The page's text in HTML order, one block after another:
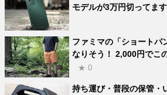
モデルが3万円切ってます
ファミマの「ショートパ
なりそう！ 2,000円でこ
★ 0
持ち運び・普段の保管・